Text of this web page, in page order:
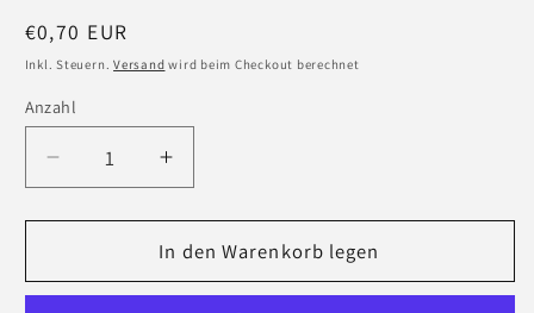
Normaler
Preis
€0,70 EUR
Inkl. Steuern.Versand wird beim Checkout berechnet
Anzahl
Verringere
die
Menge
Lammohr
Erhöhe
die
Menge
für
Lammohr
In den Warenkorb legen